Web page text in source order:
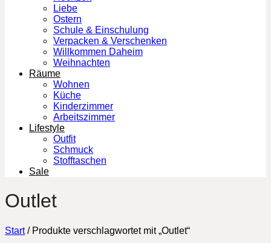
Liebe
Ostern
Schule & Einschulung
Verpacken & Verschenken
Willkommen Daheim
Weihnachten
Räume
Wohnen
Küche
Kinderzimmer
Arbeitszimmer
Lifestyle
Outfit
Schmuck
Stofftaschen
Sale
Outlet
Start /Produkte verschlagwortet mit „Outlet“